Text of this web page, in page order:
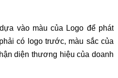
vào màu của Logo để phát
có logo trước, màu sắc của
diện thương hiệu của doanh